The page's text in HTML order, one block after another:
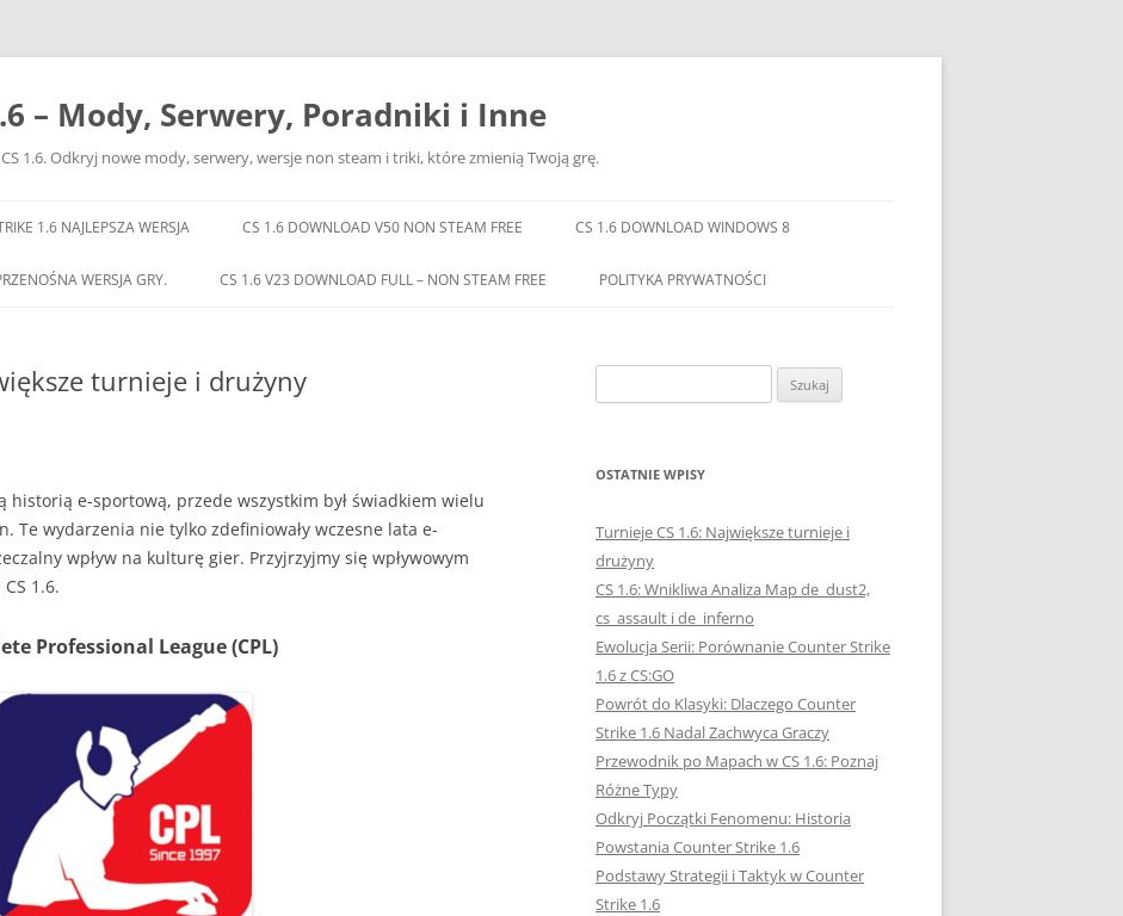
– Mody, Serwery, Poradniki i Inne
1.6. Odkryj nowe mody, serwery, wersje non steam i triki, które zmienią Twoją grę.
1.6 NAJLEPSZA WERSJA CS 1.6 DOWNLOAD V50 NON STEAM FREE CS 1.6 DOWNLOAD WINDOWS 8
WERSJA GRY. CS 1.6 V23 DOWNLOAD FULL – NON STEAM FREE POLITYKA PRYWATNOŚCI
turnieje i drużyny
historią e-sportową, przede wszystkim był świadkiem wielu
Te wydarzenia nie tylko zdefiniowały wczesne lata e-
wpływ na kulturę gier. Przyjrzyjmy się wpływowym
1.6.
Professional League (CPL)
OSTATNIE WPISY
Turnieje CS 1.6: Największe turnieje i
drużyny
CS 1.6: Wnikliwa Analiza Map de_dust2,
cs_assault i de_inferno
Ewolucja Serii: Porównanie Counter Strike
1.6 z CS:GO
Powrót do Klasyki: Dlaczego Counter
Strike 1.6 Nadal Zachwyca Graczy
Przewodnik po Mapach w CS 1.6: Poznaj
Różne Typy
Odkryj Początki Fenomenu: Historia
Powstania Counter Strike 1.6
Podstawy Strategii i Taktyk w Counter
Strike 1.6